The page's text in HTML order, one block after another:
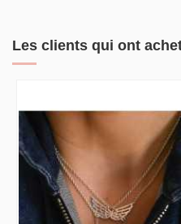
Les clients qui ont